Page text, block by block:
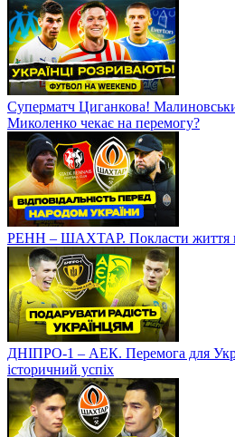
Суперматч Циганкова!
Миколенко чекає на перемогу?
РЕНН – ШАХТАР. Покласти життя
ДНІПРО-1 – АЕК. Перемога для
історичний успіх